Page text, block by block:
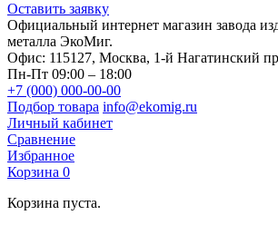
Оставить заявку
Официальный интернет магазин завода
металла ЭкоМиг.
Офис: 115127, Москва, 1-й Нагатинский
Пн-Пт 09:00 – 18:00
+7 (000) 000-00-00
Подбор товара info@ekomig.ru
Личный кабинет
Сравнение
Избранное
Корзина 0
Корзина пуста.